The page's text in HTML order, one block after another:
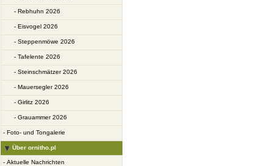
- Rebhuhn 2026
- Eisvogel 2026
- Steppenmöwe 2026
- Tafelente 2026
- Steinschmätzer 2026
- Mauersegler 2026
- Girlitz 2026
- Grauammer 2026
- Foto- und Tongalerie
Über ornitho.pl
- Aktuelle Nachrichten